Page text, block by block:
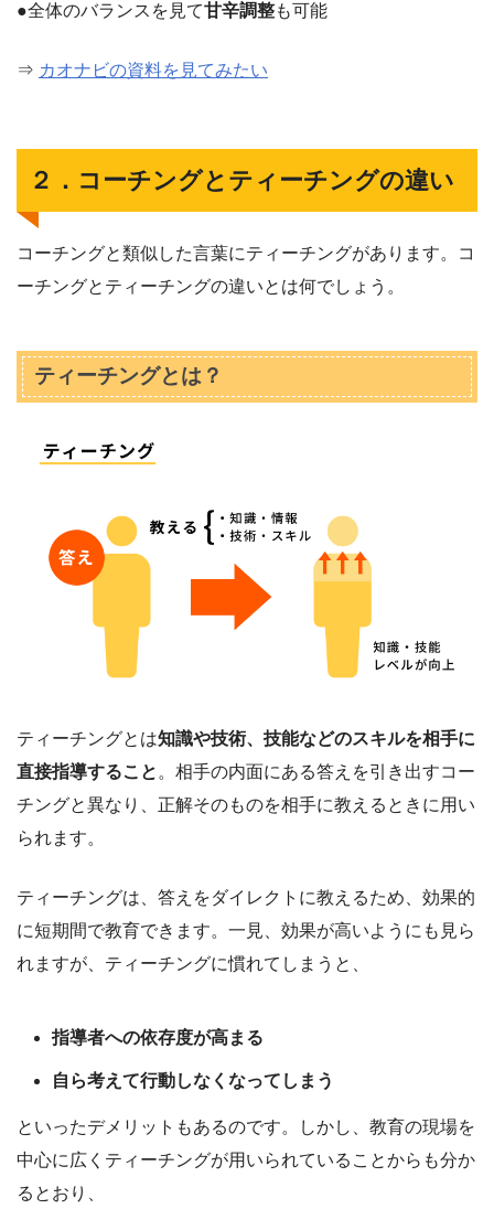
●全体のバランスを見て甘辛調整も可能
⇒ カオナビの資料を見てみたい
２．コーチングとティーチングの違い
コーチングと類似した言葉にティーチングがあります。コ
ーチングとティーチングの違いとは何でしょう。
ティーチングとは？
ティーチングとは知識や技術、技能などのスキルを相手に
直接指導すること 。相手の内面にある答えを引き出すコー
チングと異なり、正解そのものを相手に教えるときに用い
られます。
ティーチングは、答えをダイレクトに教えるため、効果的
に短期間で教育できます。一見、効果が高いようにも見ら
れますが、ティーチングに慣れてしまうと、
指導者への依存度が高まる
自ら考えて行動しなくなってしまう
といったデメリットもあるのです。しかし、教育の現場を
中心に広くティーチングが用いられていることからも分か
るとおり、